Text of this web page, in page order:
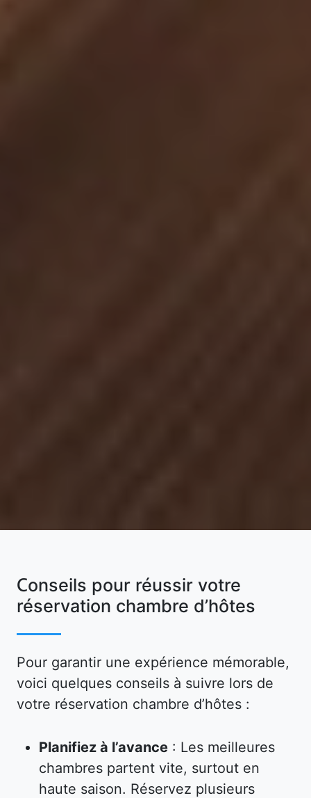
Conseils pour réussir votre
réservation chambre d’hôtes
Pour garantir une expérience mémorable,
voici quelques conseils à suivre lors de
votre réservation chambre d’hôtes :
Planifiez à l’avance : Les meilleures
chambres partent vite, surtout en
haute saison. Réservez plusieurs